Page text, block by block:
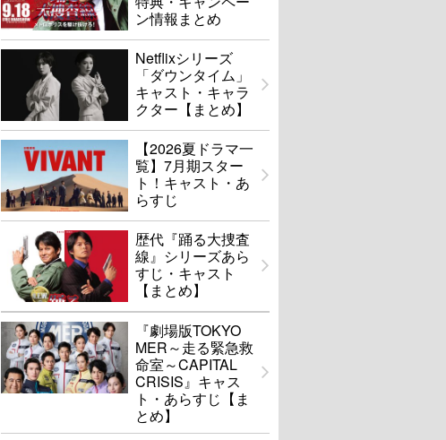
ン情報まとめ
Netflixシリーズ
「ダウンタイム」
キャスト・キャラ
クター【まとめ】
【2026夏ドラマ一
覧】7月期スター
ト！キャスト・あ
らすじ
歴代『踊る大捜査
線』シリーズあら
すじ・キャスト
【まとめ】
『劇場版TOKYO
MER～走る緊急救
命室～CAPITAL
CRISIS』キャス
ト・あらすじ【ま
とめ】